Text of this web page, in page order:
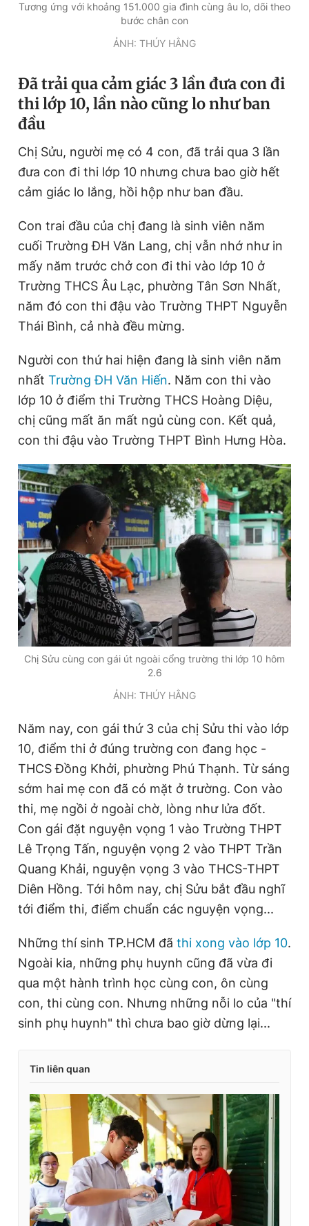
Tương ứng với khoảng 151.000 gia đình cùng âu lo, dõi theo
bước chân con
ẢNH: THÚY HẰNG
Đã trải qua cảm giác 3 lần đưa con đi
thi lớp 10, lần nào cũng lo như ban
đầu
Chị Sửu, người mẹ có 4 con, đã trải qua 3 lần
đưa con đi thi lớp 10 nhưng chưa bao giờ hết
cảm giác lo lắng, hồi hộp như ban đầu.
Con trai đầu của chị đang là sinh viên năm
cuối Trường ĐH Văn Lang, chị vẫn nhớ như in
mấy năm trước chở con đi thi vào lớp 10 ở
Trường THCS Âu Lạc, phường Tân Sơn Nhất,
năm đó con thi đậu vào Trường THPT Nguyễn
Thái Bình, cả nhà đều mừng.
Người con thứ hai hiện đang là sinh viên năm
nhất Trường ĐH Văn Hiến. Năm con thi vào
lớp 10 ở điểm thi Trường THCS Hoàng Diệu,
chị cũng mất ăn mất ngủ cùng con. Kết quả,
con thi đậu vào Trường THPT Bình Hưng Hòa.
Chị Sửu cùng con gái út ngoài cổng trường thi lớp 10 hôm
2.6
ẢNH: THÚY HẰNG
Năm nay, con gái thứ 3 của chị Sửu thi vào lớp
10, điểm thi ở đúng trường con đang học -
THCS Đồng Khởi, phường Phú Thạnh. Từ sáng
sớm hai mẹ con đã có mặt ở trường. Con vào
thi, mẹ ngồi ở ngoài chờ, lòng như lửa đốt.
Con gái đặt nguyện vọng 1 vào Trường THPT
Lê Trọng Tấn, nguyện vọng 2 vào THPT Trần
Quang Khải, nguyện vọng 3 vào THCS-THPT
Diên Hồng. Tới hôm nay, chị Sửu bắt đầu nghĩ
tới điểm thi, điểm chuẩn các nguyện vọng...
Những thí sinh TP.HCM đã thi xong vào lớp 10.
Ngoài kia, những phụ huynh cũng đã vừa đi
qua một hành trình học cùng con, ôn cùng
con, thi cùng con. Nhưng những nỗi lo của "thí
sinh phụ huynh" thì chưa bao giờ dừng lại...
Tin liên quan